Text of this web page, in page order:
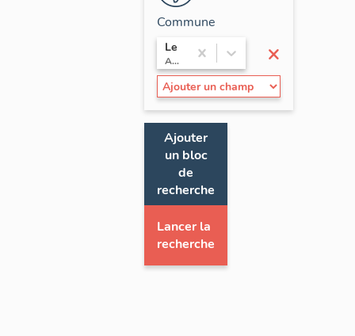
×
Commune
Le Veurdre
Auvergne-Rhône-Alpes / Allier
Ajouter
un bloc
de
recherche
Lancer la
recherche